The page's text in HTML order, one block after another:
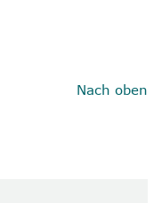
Nach oben